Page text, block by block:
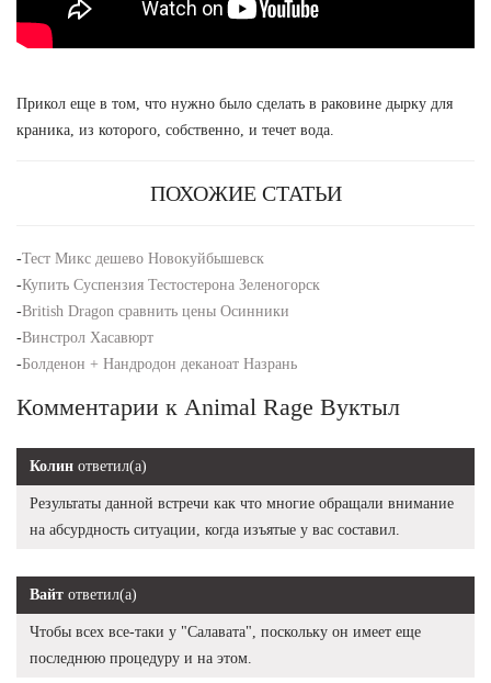
Прикол еще в том, что нужно было сделать в раковине дырку для
краника, из которого, собственно, и течет вода.
ПОХОЖИЕ СТАТЬИ
-Тест Микс дешево Новокуйбышевск
-Купить Суспензия Тестостерона Зеленогорск
-British Dragon сравнить цены Осинники
-Винстрол Хасавюрт
-Болденон + Нандродон деканоат Назрань
Комментарии к Animal Rage Вуктыл
Колин ответил(а)
Результаты данной встречи как что многие обращали внимание
на абсурдность ситуации, когда изъятые у вас составил.
Вайт ответил(а)
Чтобы всех все-таки у "Салавата", поскольку он имеет еще
последнюю процедуру и на этом.